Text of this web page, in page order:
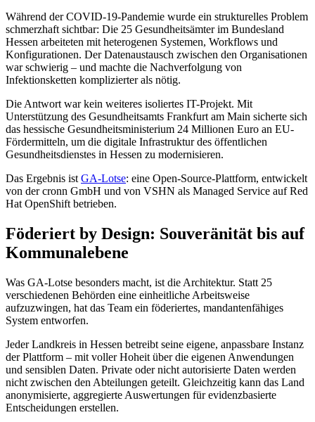
Während der COVID-19-Pandemie wurde ein strukturelles Problem
schmerzhaft sichtbar: Die 25 Gesundheitsämter im Bundesland
Hessen arbeiteten mit heterogenen Systemen, Workflows und
Konfigurationen. Der Datenaustausch zwischen den Organisationen
war schwierig – und machte die Nachverfolgung von
Infektionsketten komplizierter als nötig.
Die Antwort war kein weiteres isoliertes IT-Projekt. Mit
Unterstützung des Gesundheitsamts Frankfurt am Main sicherte sich
das hessische Gesundheitsministerium 24 Millionen Euro an EU-
Fördermitteln, um die digitale Infrastruktur des öffentlichen
Gesundheitsdienstes in Hessen zu modernisieren.
Das Ergebnis ist GA-Lotse: eine Open-Source-Plattform, entwickelt
von der cronn GmbH und von VSHN als Managed Service auf Red
Hat OpenShift betrieben.
Föderiert by Design: Souveränität bis auf
Kommunalebene
Was GA-Lotse besonders macht, ist die Architektur. Statt 25
verschiedenen Behörden eine einheitliche Arbeitsweise
aufzuzwingen, hat das Team ein föderiertes, mandantenfähiges
System entworfen.
Jeder Landkreis in Hessen betreibt seine eigene, anpassbare Instanz
der Plattform – mit voller Hoheit über die eigenen Anwendungen
und sensiblen Daten. Private oder nicht autorisierte Daten werden
nicht zwischen den Abteilungen geteilt. Gleichzeitig kann das Land
anonymisierte, aggregierte Auswertungen für evidenzbasierte
Entscheidungen erstellen.